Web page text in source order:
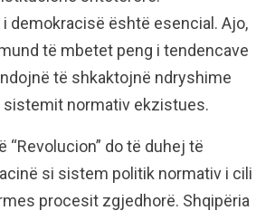
demokracisë është esencial. Ajo,
të mbetet peng i tendencave
të shkaktojnë ndryshime
normativ ekzistues.
“Revolucion” do të duhej të
si sistem politik normativ i cili
procesit zgjedhorë. Shqipëria